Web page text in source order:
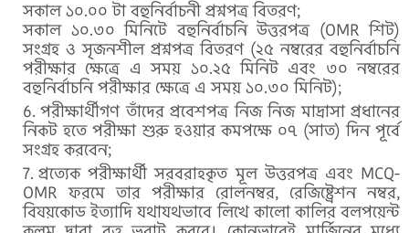
সকাল ১০.০০ টা বহুনির্বাচনী প্রশ্নপত্র বিতরণ;
সকাল ১০.৩০ মিনিটে বহুনির্বাচনি উত্তরপত্র (OMR শিট)
সংগ্রহ ও সৃজনশীল প্রশ্নপত্র বিতরণ (২৫ নম্বরের বহুনির্বাচনি
পরীক্ষার ক্ষেত্রে এ সময় ১০.২৫ মিনিট এবং ৩০ নম্বরের
বহুনির্বাচনি পরীক্ষার ক্ষেত্রে এ সময় ১০.৩০ মিনিট);
পরীক্ষার্থীগণ তাঁদের প্রবেশপত্র নিজ নিজ মাদ্রাসা প্রধানের
নিকট হতে পরীক্ষা শুরু হওয়ার কমপক্ষে ০৭ (সাত) দিন পূর্বে
সংগ্রহ করবেন;
প্রত্যেক পরীক্ষার্থী সরবরাহকৃত মূল উত্তরপত্র এবং MCQ-
OMR ফরমে তার পরীক্ষার রোলনম্বর, রেজিষ্ট্রেশন নম্বর,
বিষয়কোড ইত্যাদি যথাযথভাবে লিখে কালো কালির বলপয়েন্ট